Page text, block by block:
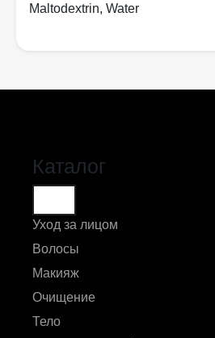
Maltodextrin, Water
Каталог
Уход за лицом
Волосы
Макияж
Очищение
Тело